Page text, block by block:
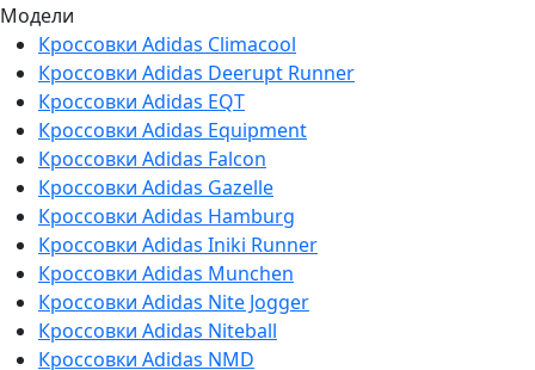
Модели
Кроссовки Adidas Climacool
Кроссовки Adidas Deerupt Runner
Кроссовки Adidas EQT
Кроссовки Adidas Equipment
Кроссовки Adidas Falcon
Кроссовки Adidas Gazelle
Кроссовки Adidas Hamburg
Кроссовки Adidas Iniki Runner
Кроссовки Adidas Munchen
Кроссовки Adidas Nite Jogger
Кроссовки Adidas Niteball
Кроссовки Adidas NMD